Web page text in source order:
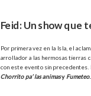
Feid: Un show que
Por primera vez en la Isla, el
arrollador a las hermosas tierras
con este evento sin precedentes.
Chorrito pa’ las animasy Fumeteo.